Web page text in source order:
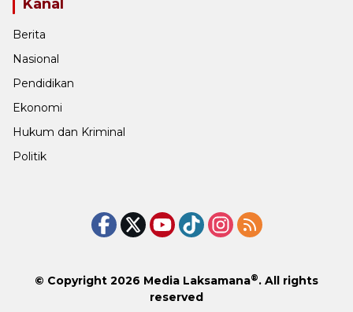
Kanal
Berita
Nasional
Pendidikan
Ekonomi
Hukum dan Kriminal
Politik
© Copyright 2026 Media Laksamana®. All rights
reserved